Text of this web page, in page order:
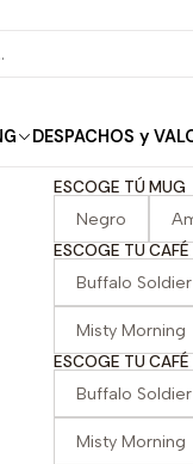
DESPACHOS y
Molido Vibrant
Vibrant
ESCOGE TÚ MUG
Negro
ESCOGE TU CAFÉ
Buffalo Soldier
Misty Morning
ESCOGE TU CAFÉ
Buffalo Soldier
Misty Morning